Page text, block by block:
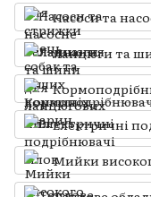
Насоси та
Ланцюги та
Електричні
Мийки